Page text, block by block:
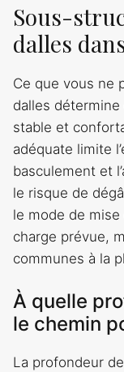
Sous-
dalles
Ce que vous ne
dalles
stable et
adéquate limite
basculement et
le risque de
le mode de
charge prévue,
communes à la
À quelle
le chemin
La profondeur